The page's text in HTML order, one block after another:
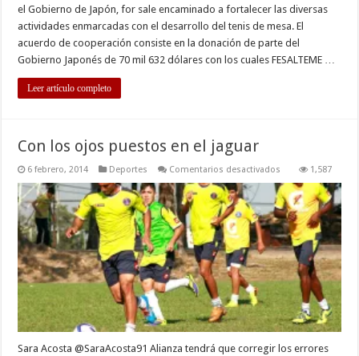
el Gobierno de Japón, for sale encaminado a fortalecer las diversas
actividades enmarcadas con el desarrollo del tenis de mesa. El
acuerdo de cooperación consiste en la donación de parte del
Gobierno Japonés de 70 mil 632 dólares con los cuales FESALTEME …
Leer artículo completo
Con los ojos puestos en el jaguar
6 febrero, 2014 Deportes Comentarios desactivados
los
ojos
puestos
en
el
jaguar
1,587
Sara Acosta @SaraAcosta91 Alianza tendrá que corregir los errores